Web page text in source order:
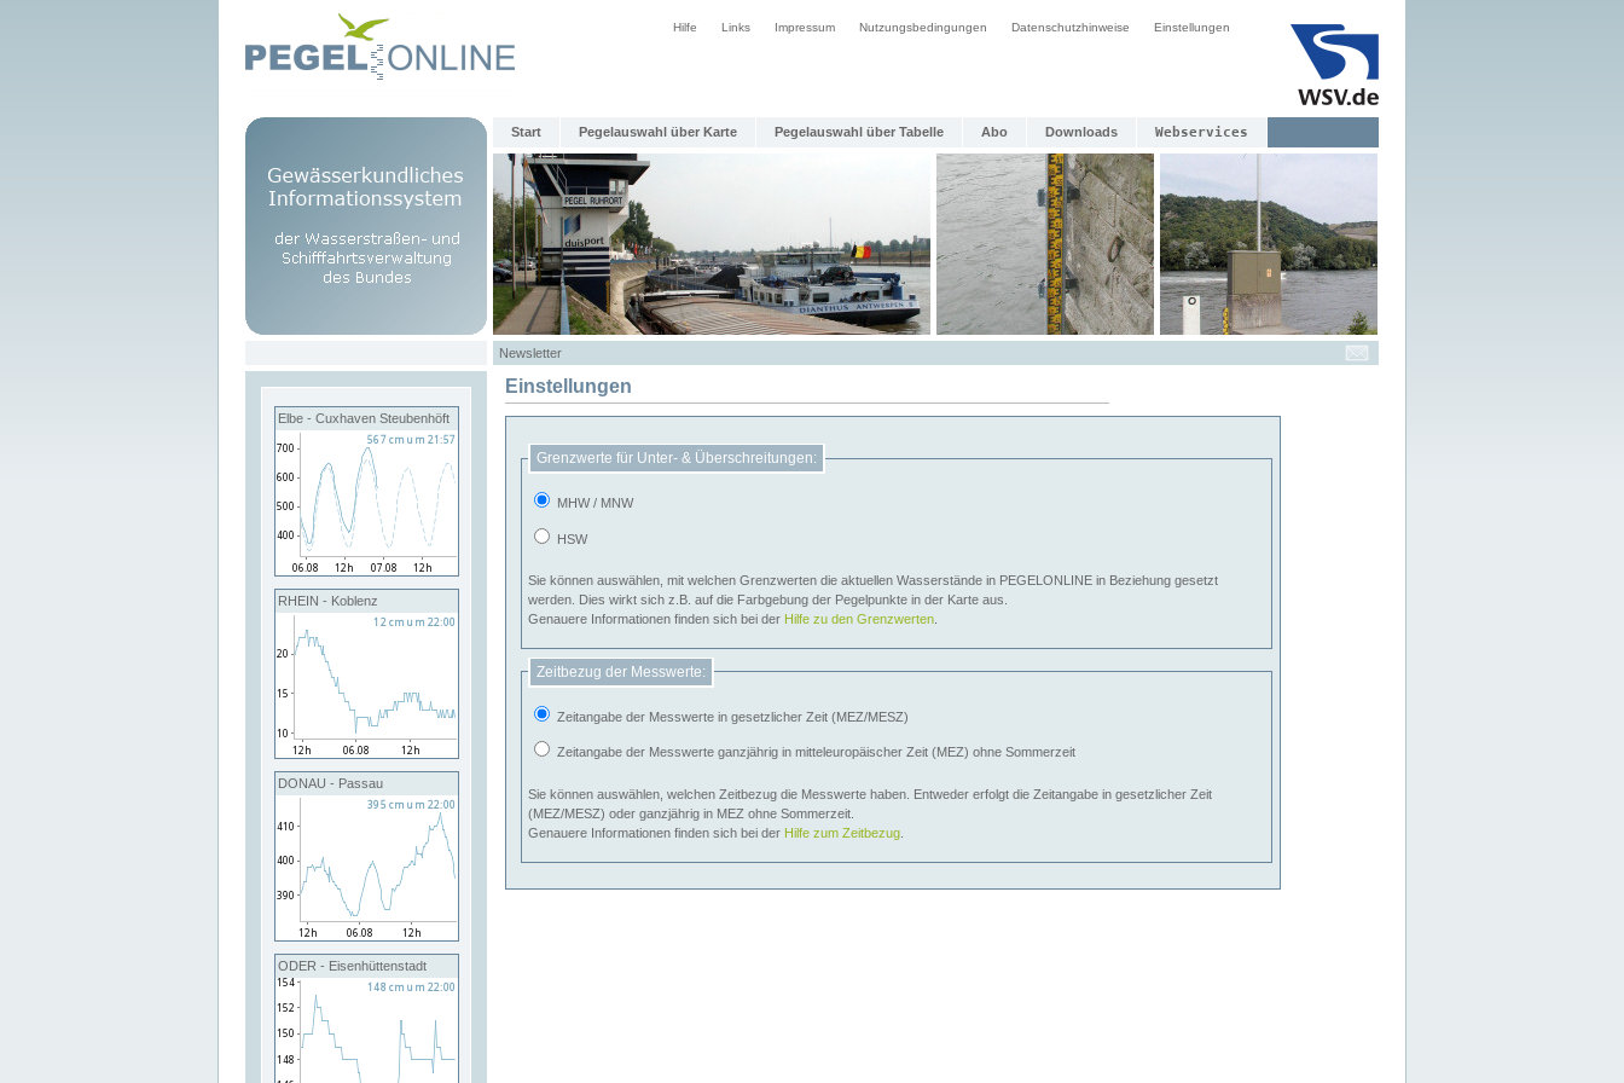
Hilfe Links Impressum Nutzungsbedingungen Datenschutzhinweise Einstellungen
Start Pegelauswahl über Karte Pegelauswahl über Tabelle Abo Downloads Webservices
Newsletter
Elbe - Cuxhaven Steubenhöft
RHEIN - Koblenz
DONAU - Passau
ODER - Eisenhüttenstadt
Einstellungen
Grenzwerte für Unter- & Überschreitungen:
MHW / MNW
HSW
Sie können auswählen, mit welchen Grenzwerten die aktuellen Wasserstände in PEGELONLINE in Beziehung gesetzt
werden. Dies wirkt sich z.B. auf die Farbgebung der Pegelpunkte in der Karte aus.
Genauere Informationen finden sich bei der Hilfe zu den Grenzwerten
Zeitbezug der Messwerte:
Zeitangabe der Messwerte in gesetzlicher Zeit (MEZ/MESZ)
Zeitangabe der Messwerte ganzjährig in mitteleuropäischer Zeit (MEZ) ohne Sommerzeit
Sie können auswählen, welchen Zeitbezug die Messwerte haben. Entweder erfolgt die Zeitangabe in gesetzlicher Zeit
(MEZ/MESZ) oder ganzjährig in MEZ ohne Sommerzeit.
Genauere Informationen finden sich bei der Hilfe zum Zeitbezug